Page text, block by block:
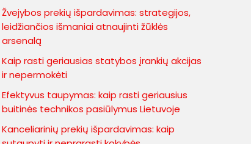
Žvejybos prekių išpardavimas: strategijos,
leidžiančios išmaniai atnaujinti žūklės
arsenalą
Kaip rasti geriausias statybos įrankių akcijas
ir nepermokėti
Efektyvus taupymas: kaip rasti geriausius
buitinės technikos pasiūlymus Lietuvoje
Kanceliarinių prekių išpardavimas: kaip